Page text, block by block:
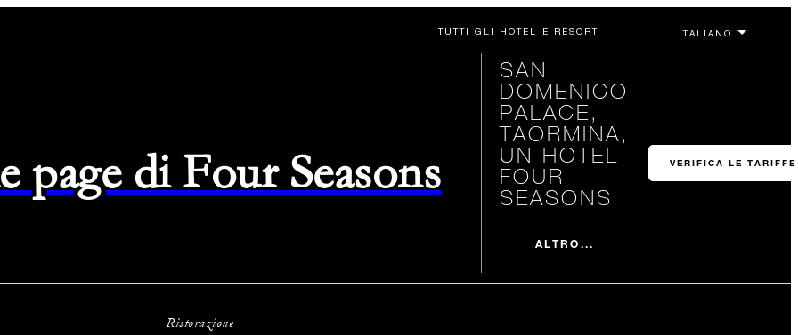
TUTTI GLI HOTEL E RESORT
page di Four Seasons
SAN
DOMENICO
PALACE,
TAORMINA,
UN HOTEL
FOUR
SEASONS
ALTRO...
VERIFICA LE TARIFFE
Ristorazione